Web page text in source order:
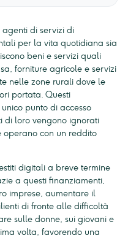
agenti di servizi di
per la vita quotidiana sia
beni e servizi quali
forniture agricole e servizi
nelle zone rurali dove le
portata. Questi
punto di accesso
di loro vengono ignorati
con un reddito
digitali a breve termine
a questi finanziamenti,
imprese, aumentare il
di fronte alle difficoltà
sulle donne, sui giovani e
volta, favorendo una